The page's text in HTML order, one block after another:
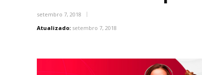
setembro 7, 2018
Atualizado: setembro 7, 2018